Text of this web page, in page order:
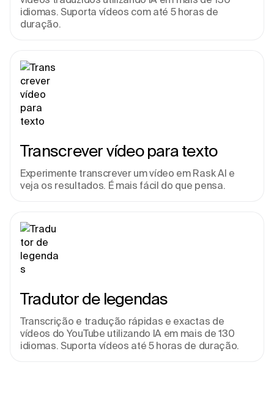
idiomas. Suporta vídeos com até 5 horas de
duração.
Transcrever vídeo para texto
Experimente transcrever um vídeo em Rask AI e
veja os resultados. É mais fácil do que pensa.
Tradutor de legendas
Transcrição e tradução rápidas e exactas de
vídeos do YouTube utilizando IA em mais de 130
idiomas. Suporta vídeos até 5 horas de duração.